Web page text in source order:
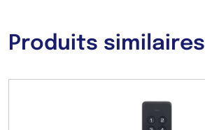
Produits similaires